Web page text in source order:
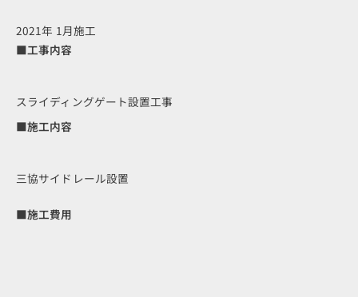
2021年 1月施工
■工事内容
スライディングゲート設置工事
■施工内容
三協サイドレール設置
■施工費用